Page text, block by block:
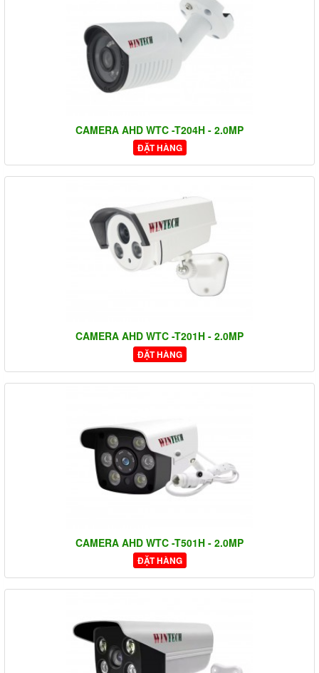
CAMERA AHD WTC -T204H - 2.0MP
ĐẶT HÀNG
CAMERA AHD WTC -T201H - 2.0MP
ĐẶT HÀNG
CAMERA AHD WTC -T501H - 2.0MP
ĐẶT HÀNG